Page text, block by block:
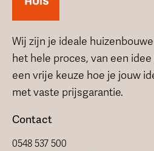
Wij zijn je ideale
het hele proces, van een
een vrije keuze hoe je jouw
met vaste prijsgarantie.
Contact
0548 537 500